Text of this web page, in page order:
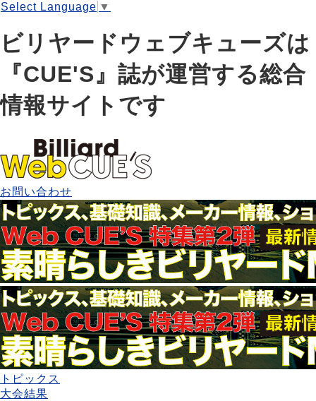
Select Language ▼
ビリヤードウェブキューズは
『CUE'S』誌が運営する総合
情報サイトです
お問い合わせ
トピックス
大会結果